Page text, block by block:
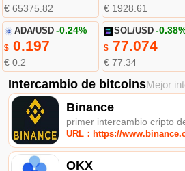
€ 65375.82 € 1928.61
ADA/USD -0.24%
$0.197
€ 0.2
SOL/USD -
$ 77.074
€ 77.34
Intercambio de bitcoinsMejor
Binance
primer intercambio cripto
URL：https://
OKX